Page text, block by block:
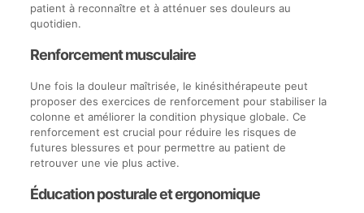
patient à reconnaître et à atténuer ses douleurs au
quotidien.
Renforcement musculaire
Une fois la douleur maîtrisée, le kinésithérapeute peut
proposer des exercices de renforcement pour stabiliser la
colonne et améliorer la condition physique globale. Ce
renforcement est crucial pour réduire les risques de
futures blessures et pour permettre au patient de
retrouver une vie plus active.
Éducation posturale et ergonomique